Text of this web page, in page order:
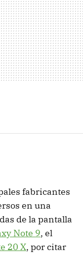
fabricantes
en una
de la pantalla
Note 9, el
20 X, por citar